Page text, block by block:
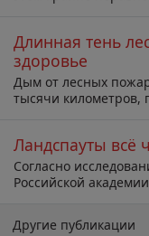
Длинная тень
здоровье
Дым от лесных
тысячи километров,
Ландспауты всё
Согласно
Российской
Другие публикации